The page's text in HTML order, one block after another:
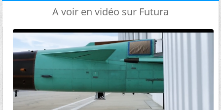
A voir en vidéo sur Futura